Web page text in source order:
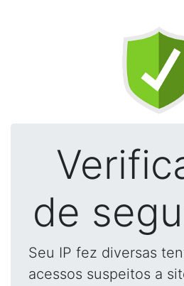
de
Seu IP fez diversas
acessos suspeitos a